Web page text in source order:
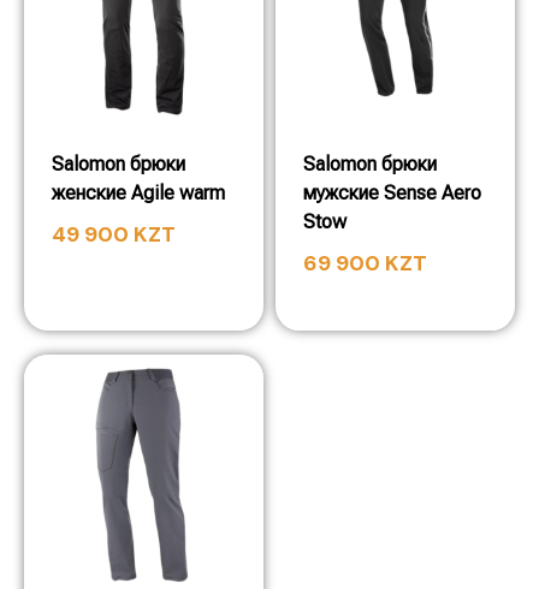
Salomon брюки
женские Agile warm
49 900 KZT
Salomon брюки
мужские Sense Aero
Stow
69 900 KZT